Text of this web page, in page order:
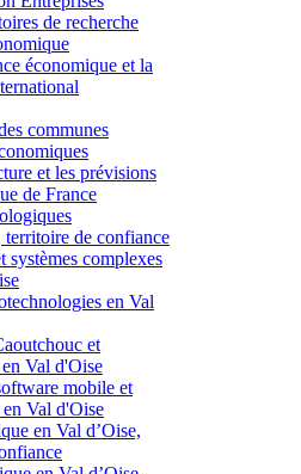
de recherche
économique et la
communes
et les prévisions
de France
territoire de confiance
systèmes complexes
en Val
et
Val d'Oise
mobile et
Val d'Oise
en Val d’Oise,